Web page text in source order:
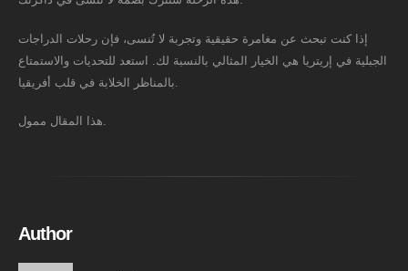
إذا كنت تبحث عن مغامرة حقيقية وتجربة لا تُنسى، فإن رحلات الدراجات
الجبلية في إريتريا هي الخيار المثالي بالنسبة لك. استعد للتحديات والاستمتاع
هذا المقال ممول.
Author